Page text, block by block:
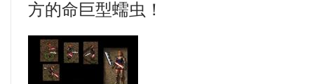
方的命巨型蠕虫！